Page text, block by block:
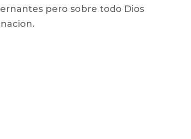
pero sobre todo Dios